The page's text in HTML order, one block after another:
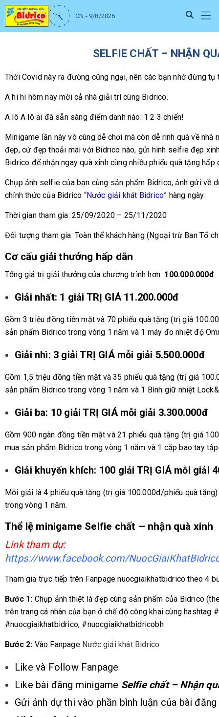
CN - 9/8/2026
SELFIE CHẤT – NHẬN
Thời Covid này ra đường cũng ngại, nên các bạn nhớ đừng
A hi hi hôm nay mời cả nhà giải trí cùng Bidrico.
A lô A lô ai đã sẵn sàng điểm danh nào: 1 2 3 chiến!
Minigame lần này vô cùng dễ chơi mà còn dễ rinh quà về nhà
đẹp, cứ đẹp thoải mái với Bidrico nào, gửi hình selfie đẹp
Bidrico để nhận ngay quà xinh cùng nhiều phiếu quà tặng hấp
Chụp ảnh selfie của bạn cùng sản phẩm Bidrico, ảnh gửi về
chính thức của Bidrico “Nước giải khát Bidrico” hàng ngày.
Thời gian tham gia: 25/09/2020 – 25/11/2020
Đối tượng tham gia: Toàn thể khách hàng (Ngoại trừ Ban Tổ
Cơ cấu giải thưởng hấp dẫn
Tổng giá trị giải thưởng của chương trình hơn 100.000.000đ
Giải nhất: 1 giải TRỊ GIÁ 11.200.000đ
Gồm 3 triệu đồng tiền mặt và 70 phiếu quà tặng (trị giá
sản phẩm Bidrico trong vòng 1 năm và 1 máy đo nhiệt độ
Giải nhì: 3 giải TRỊ GIÁ mỗi giải 5.500.000đ
Gồm 1,5 triệu đồng tiền mặt và 35 phiếu quà tặng (trị giá
sản phẩm Bidrico trong vòng 1 năm và 1 Bình giữ nhiệt
Giải ba: 10 giải TRỊ GIÁ mỗi giải 3.300.000đ
Gồm 900 ngàn đồng tiền mặt và 21 phiếu quà tặng (trị giá
mua sản phẩm Bidrico trong vòng 1 năm và 1 cặp bao tay
Giải khuyến khích: 100 giải TRỊ GIÁ mỗi giải
Mỗi giải là 4 phiếu quà tặng (trị giá 100.000đ/phiếu quà
trong vòng 1 năm.
Thể lệ minigame Selfie chất – nhận quà xinh
Link tham dự:
https://www.facebook.com/
Tham gia trực tiếp trên Fanpage nuocgiaikhatbidrico theo 4
Bước 1: Chụp ảnh thiệt là đẹp cùng sản phẩm của Bidrico
trên trang cá nhân của bạn ở chế độ công khai cùng hashtag
#nuocgiaikhatbidrico, #nuocgiaikhatbidricobh
Bước 2: Vào Fanpage Nước giải khát Bidrico.
Like và Follow Fanpage
Like bài đăng minigame Selfie chất – Nhận
Gửi ảnh dự thi vào phần bình luận của bài